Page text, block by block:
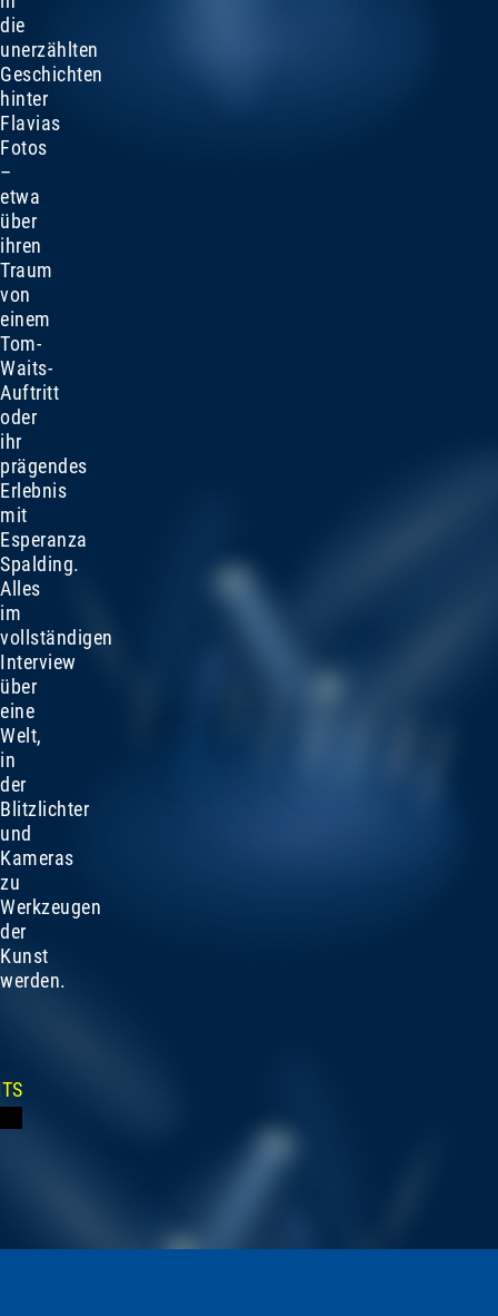
die
unerzählten
Geschichten
hinter
Flavias
Fotos
–
etwa
über
ihren
Traum
von
einem
Tom-
Waits-
Auftritt
oder
ihr
prägendes
Erlebnis
mit
Esperanza
Spalding.
Alles
im
vollständigen
Interview
über
eine
Welt,
in
der
Blitzlichter
und
Kameras
zu
Werkzeugen
der
Kunst
werden.